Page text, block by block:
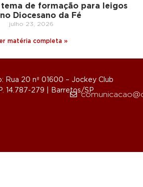
de formação para leigos
Diocesano da Fé
julho 23, 2026
matéria completa »
Rua 20 nº 01600 – Jockey Club
14.787-279 | Barretos/SP